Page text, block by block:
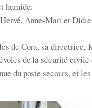
humide.
Anne-Mari et
de Cora, sa directrice,
de la sécurité civile
du poste secours, et les